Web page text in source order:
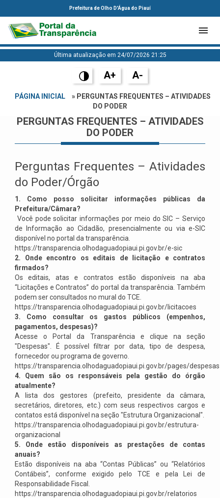
Prefeitura de Olho D'Água do Piauí
Última atualização em 24/07/2026 21:25
A+ A-
PÁGINA INICIAL
» PERGUNTAS FREQUENTES – ATIVIDADES
DO PODER
PERGUNTAS FREQUENTES – ATIVIDADES
DO PODER
Perguntas Frequentes – Atividades
do Poder/Órgão
1. Como posso solicitar informações públicas da
Prefeitura/Câmara?
Você pode solicitar informações por meio do SIC – Serviço
de Informação ao Cidadão, presencialmente ou via e-SIC
disponível no portal da transparência.
https://transparencia.olhodaguadopiaui.pi.gov.br/e-sic
2. Onde encontro os editais de licitação e contratos
firmados?
Os editais, atas e contratos estão disponíveis na aba
“Licitações e Contratos” do portal da transparência. Também
podem ser consultados no mural do TCE.
https://transparencia.olhodaguadopiaui.pi.gov.br/licitacoes
3. Como consultar os gastos públicos (empenhos,
pagamentos, despesas)?
Acesse o Portal da Transparência e clique na seção
"Despesas". É possível filtrar por data, tipo de despesa,
fornecedor ou programa de governo.
https://transparencia.olhodaguadopiaui.pi.gov.br/pages/despesas
4. Quem são os responsáveis pela gestão do órgão
atualmente?
A lista dos gestores (prefeito, presidente da câmara,
secretários, diretores, etc.) com seus respectivos cargos e
contatos está disponível na seção "Estrutura Organizacional".
https://transparencia.olhodaguadopiaui.pi.gov.br/estrutura-
organizacional
5. Onde estão disponíveis as prestações de contas
anuais?
Estão disponíveis na aba “Contas Públicas” ou “Relatórios
Contábeis”, conforme exigido pelo TCE e pela Lei de
Responsabilidade Fiscal.
https://transparencia.olhodaguadopiaui.pi.gov.br/relatorios